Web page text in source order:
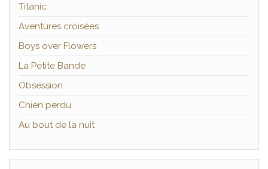
Titanic
Aventures croisées
Boys over Flowers
La Petite Bande
Obsession
Chien perdu
Au bout de la nuit